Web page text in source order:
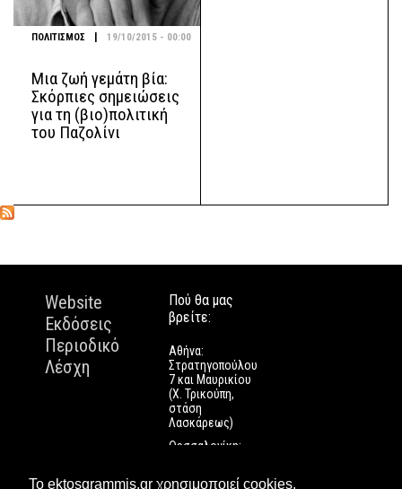
Το ektosgrammis.gr χρησιμοποιεί cookies.
ΠΟΛΙΤΙΣΜΟΣ | 19/10/2015 - 00:00
Μια ζωή γεμάτη βία:
Σκόρπιες σημειώσεις
για τη (βιο)πολιτική
του Παζολίνι
Website
Εκδόσεις
Περιοδικό
Λέσχη
Πού θα μας
βρείτε:
Αθήνα:
Στρατηγοπούλου
7 και Μαυρικίου
(Χ. Τρικούπη,
στάση
Λασκάρεως)
Θεσσαλονίκη:
Πάτρα: Τριών